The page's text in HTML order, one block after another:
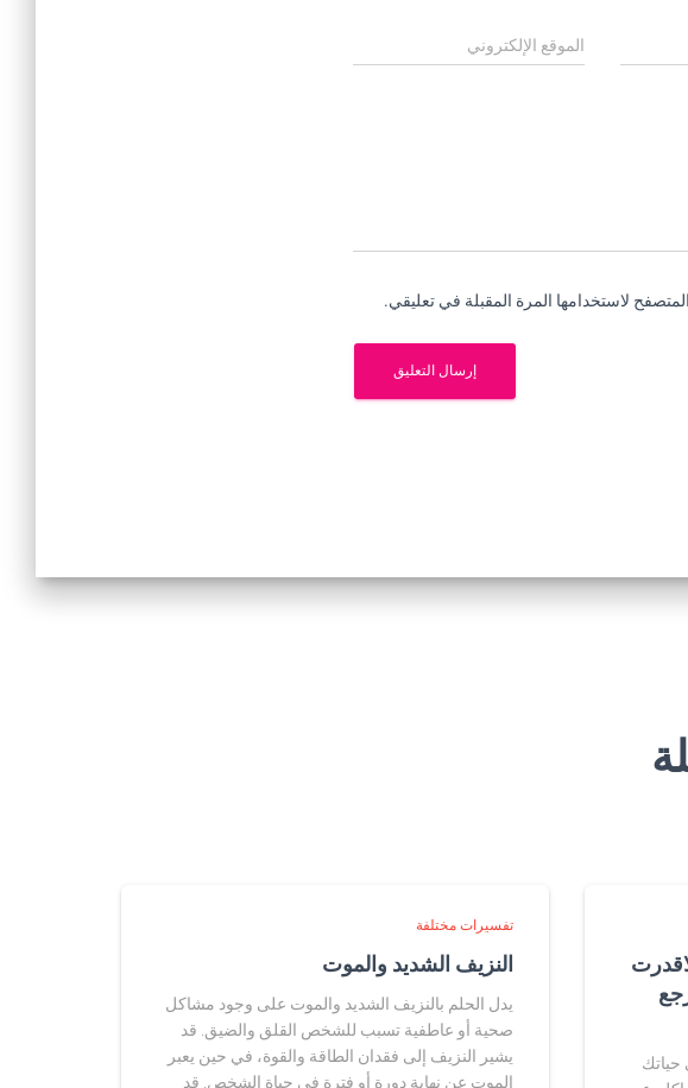
الموقع الإلكتروني
لاستخدامها المرة المقبلة في تعليقي.
حياتك
تفسيرات مختلفة
النزيف الشديد والموت
يدل الحلم بالنزيف الشديد والموت على وجود مشاكل
صحية أو عاطفية تسبب للشخص القلق والضيق. قد
يشير النزيف إلى فقدان الطاقة والقوة، في حين يعبر
الموت عن نهاية دورة أو فترة في حياة الشخص. قد